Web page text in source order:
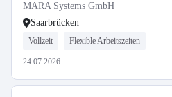
MARA Systems GmbH
Saarbrücken
Vollzeit Flexible Arbeitszeiten
24.07.2026